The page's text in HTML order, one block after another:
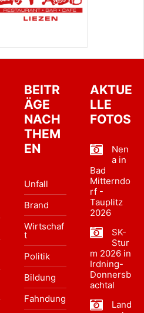
BEITR
ÄGE
NACH
THEM
EN
Unfall
Brand
Wirtschaf
t
Politik
Bildung
Fahndung
AKTUE
LLE
FOTOS
Nen
a in
Bad
Mitterndo
rf -
Tauplitz
2026
SK-
Stur
m 2026 in
Irdning-
Donnersb
achtal
Land